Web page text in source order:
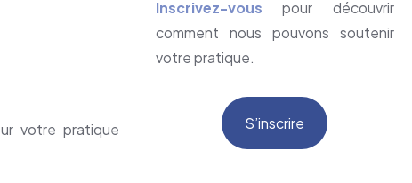
votre pratique
Inscrivez-vous pour découvrir
comment nous pouvons soutenir
votre pratique.
S’inscrire